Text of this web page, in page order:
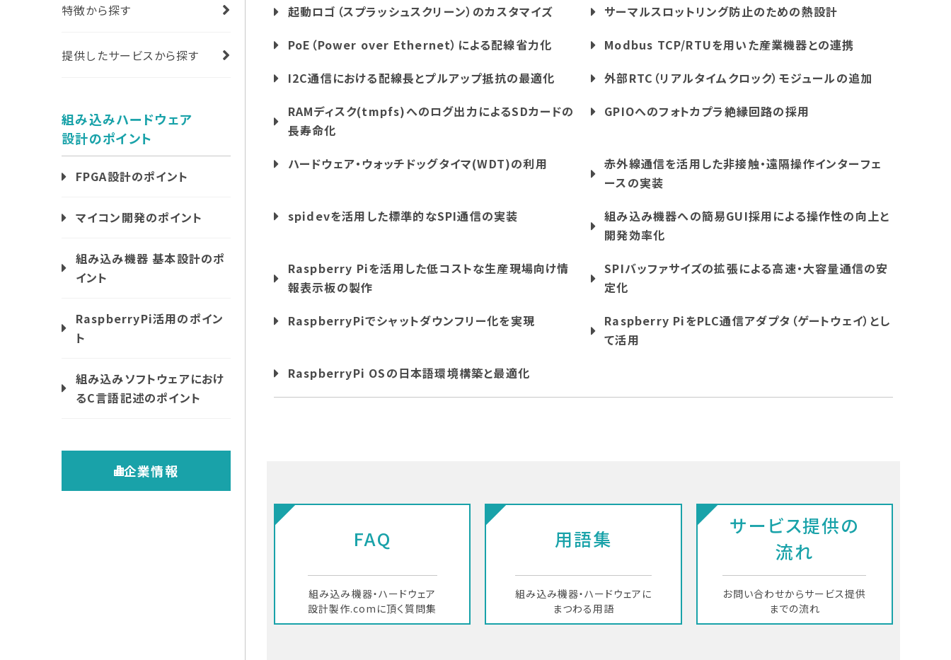
起動ロゴ（スプラッシュスクリーン）のカスタマイズ
サーマルスロットリング防止のための熱設計
PoE（Power over Ethernet）による配線省力化
Modbus TCP/RTUを用いた産業機器との連携
I2C通信における配線長とプルアップ抵抗の最適化
外部RTC（リアルタイムクロック）モジュールの追加
RAMディスク(tmpfs)へのログ出力によるSDカードの
長寿命化
GPIOへのフォトカプラ絶縁回路の採用
ハードウェア・ウォッチドッグタイマ(WDT)の利用
赤外線通信を活用した非接触・遠隔操作インターフェ
ースの実装
spidevを活用した標準的なSPI通信の実装
組み込み機器への簡易GUI採用による操作性の向上と
開発効率化
Raspberry Piを活用した低コストな生産現場向け情
報表示板の製作
SPIバッファサイズの拡張による高速・大容量通信の安
定化
RaspberryPiでシャットダウンフリー化を実現
Raspberry PiをPLC通信アダプタ（ゲートウェイ）とし
て活用
RaspberryPi OSの日本語環境構築と最適化
FAQ
組み込み機器・ハードウェア
設計製作.comに頂く質問集
用語集
組み込み機器・ハードウェアに
まつわる用語
サービス提供の
流れ
お問い合わせからサービス提供
までの流れ
特徴から探す
提供したサービスから探す
組み込みハードウェア
設計のポイント
FPGA設計のポイント
マイコン開発のポイント
組み込み機器 基本設計のポ
イント
RaspberryPi活用のポイン
ト
組み込みソフトウェアにおけ
るC言語記述のポイント
企業情報